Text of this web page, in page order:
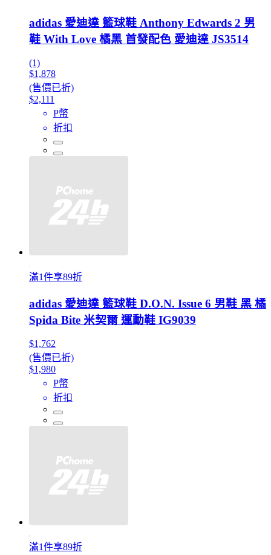
adidas 愛迪達 籃球鞋 Anthony Edwards 2 男
鞋 With Love 橘黑 首發配色 愛迪達 JS3514
(1)
$1,878
(售價已折)
$2,111
P幣
折扣
滿1件享89折
adidas 愛迪達 籃球鞋 D.O.N. Issue 6 男鞋 黑 橘
Spida Bite 米契爾 運動鞋 IG9039
$1,762
(售價已折)
$1,980
P幣
折扣
滿1件享89折